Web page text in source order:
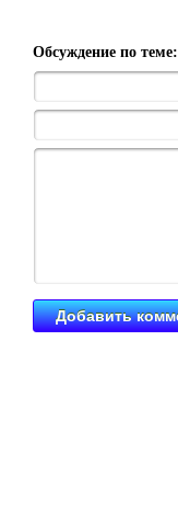
Обсуждение по теме: